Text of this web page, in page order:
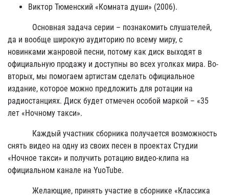
Виктор Тюменский «Комната души» (2006).
Основная задача серии – познакомить слушателей,
да и вообще широкую аудиторию по всему миру, с
новинками жанровой песни, потому как диск выходят в
официальную продажу и доступны во всех уголках мира. Во-
вторых, мы помогаем артистам сделать официальное
издание, которое можно предложить для ротации на
радиостанциях. Диск будет отмечен особой маркой – «35
лет «Ночному такси».
Каждый участник сборника получается возможность
снять видео на одну из своих песен в проектах Студии
«Ночное такси» и получить ротацию видео-клипа на
официальном канале на YuoTube.
Желающие, принять участие в сборнике «Классика